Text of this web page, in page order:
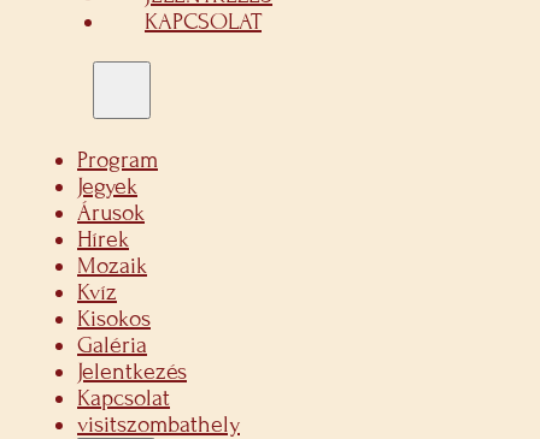
KAPCSOLAT
Program
Jegyek
Árusok
Hírek
Mozaik
Kvíz
Kisokos
Galéria
Jelentkezés
Kapcsolat
visitszombathely